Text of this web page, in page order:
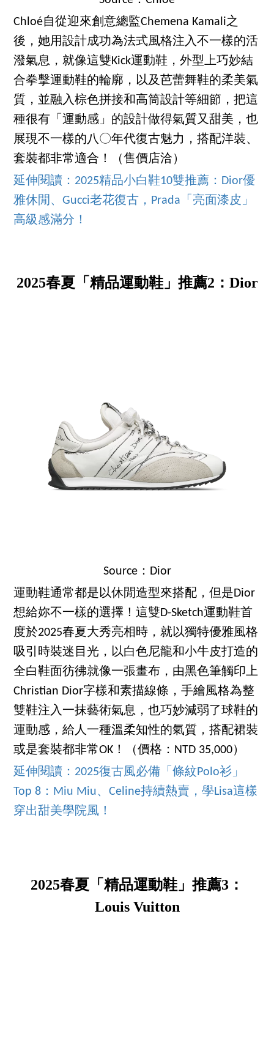
Chloé自從迎來創意總監Chemena Kamali之
後，她用設計成功為法式風格注入不一樣的活
潑氣息，就像這雙Kick運動鞋，外型上巧妙結
合拳擊運動鞋的輪廓，以及芭蕾舞鞋的柔美氣
質，並融入棕色拼接和高筒設計等細節，把這
種很有「運動感」的設計做得氣質又甜美，也
展現不一樣的八〇年代復古魅力，搭配洋裝、
套裝都非常適合！（售價店洽）
延伸閱讀：2025精品小白鞋10雙推薦：Dior優
雅休閒、Gucci老花復古，Prada「亮面漆皮」
高級感滿分！
2025春夏「精品運動鞋」推薦2：Dior
Source：Dior
運動鞋通常都是以休閒造型來搭配，但是Dior
想給妳不一樣的選擇！這雙D-Sketch運動鞋首
度於2025春夏大秀亮相時，就以獨特優雅風格
吸引時裝迷目光，以白色尼龍和小牛皮打造的
全白鞋面彷彿就像一張畫布，由黑色筆觸印上
Christian Dior字樣和素描線條，手繪風格為整
雙鞋注入一抹藝術氣息，也巧妙減弱了球鞋的
運動感，給人一種溫柔知性的氣質，搭配裙裝
或是套裝都非常OK！（價格：NTD 35,000）
延伸閱讀：2025復古風必備「條紋Polo衫」
Top 8：Miu Miu、Celine持續熱賣，學Lisa這樣
穿出甜美學院風！
2025春夏「精品運動鞋」推薦3：
Louis Vuitton